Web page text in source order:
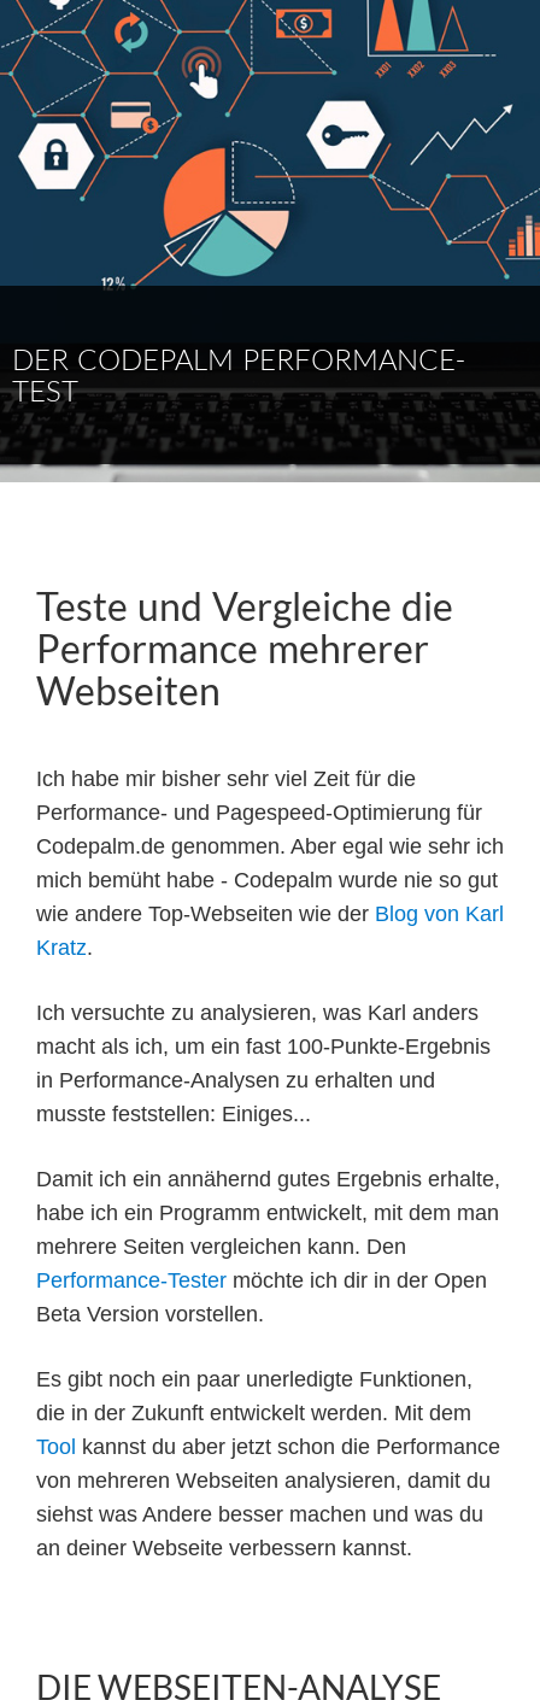
DER CODEPALM PERFORMANCE-
TEST
Teste und Vergleiche die
Performance mehrerer
Webseiten
Ich habe mir bisher sehr viel Zeit für die
Performance- und Pagespeed-Optimierung für
Codepalm.de genommen. Aber egal wie sehr ich
mich bemüht habe ‐ Codepalm wurde nie so gut
wie andere Top-Webseiten wie der Blog von Karl
Kratz.
Ich versuchte zu analysieren, was Karl anders
macht als ich, um ein fast 100-Punkte-Ergebnis
in Performance-Analysen zu erhalten und
musste feststellen: Einiges...
Damit ich ein annähernd gutes Ergebnis erhalte,
habe ich ein Programm entwickelt, mit dem man
mehrere Seiten vergleichen kann. Den
Performance-Tester möchte ich dir in der Open
Beta Version vorstellen.
Es gibt noch ein paar unerledigte Funktionen,
die in der Zukunft entwickelt werden. Mit dem
Tool kannst du aber jetzt schon die Performance
von mehreren Webseiten analysieren, damit du
siehst was Andere besser machen und was du
an deiner Webseite verbessern kannst.
DIE WEBSEITEN-ANALYSE